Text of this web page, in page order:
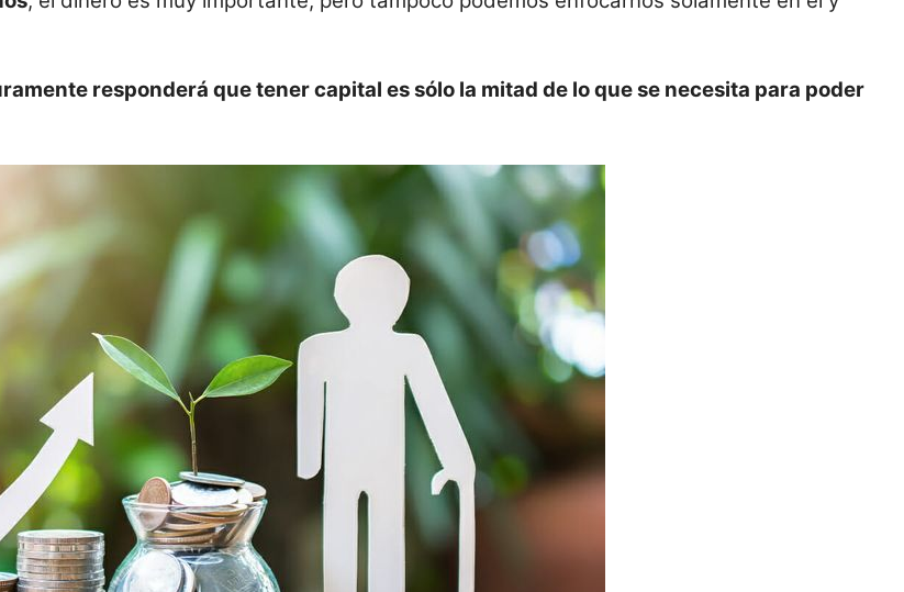
responderá que tener capital es sólo la mitad de lo que se necesita para poder